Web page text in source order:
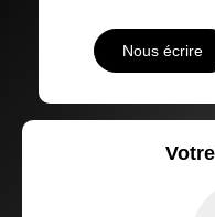
Nous écrire